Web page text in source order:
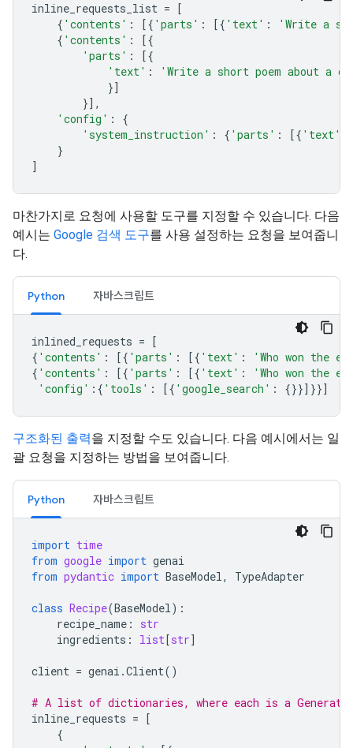
inline_requests_list = [
{ 'contents' : [{ 'parts' : [{ 'text' :
'Write a
{ 'contents' :
[{
'parts' :
[{
'text' :
'Write a short poem about a
}]
}],
'config' :
{
'system_instruction' : { 'parts' : [{ 'text'
}
]
마찬가지로 요청에 사용할 도구를 지정할 수 있습니다. 다음
예시는 Google 검색 도구를 사용 설정하는 요청을 보여줍니
다.
Python 자바스크립트
inlined_requests = [
{ 'contents' : [{ 'parts' : [{ 'text' :
'Who won the
{ 'contents' : [{ 'parts' : [{ 'text' :
'Who won the
'config' :{ 'tools' : [{ 'google_search' : {}}]}}]
구조화된 출력을 지정할 수도 있습니다. 다음 예시에서는 일
괄 요청을 지정하는 방법을 보여줍니다.
Python 자바스크립트
import time
from google import genai
from pydantic import BaseModel, TypeAdapter
class Recipe(BaseModel):
recipe_name :
str
ingredients : list[str]
client = genai .Client()
# A list of dictionaries, where each is a
inline_requests = [
{